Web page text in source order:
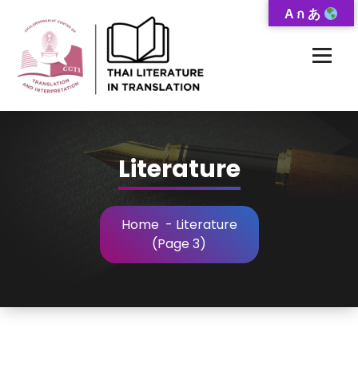
Content
Literature
Home- Literature
(Page 3)
A ก あ